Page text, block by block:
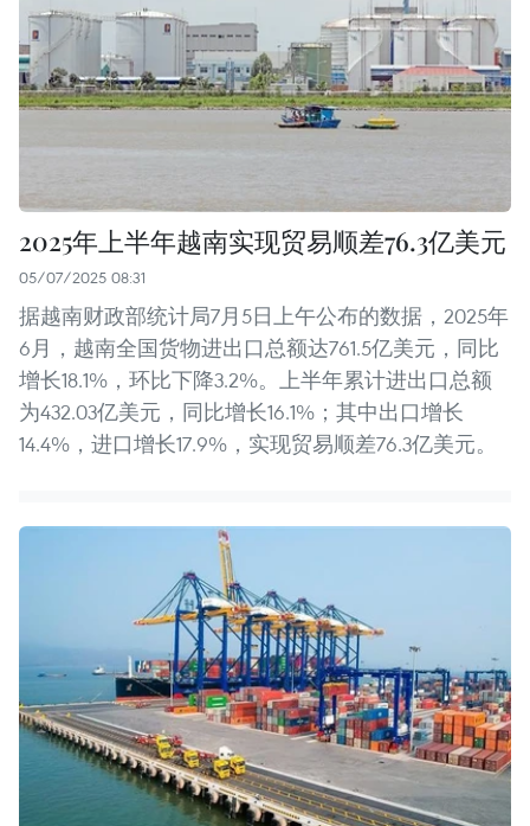
2025年上半年越南实现贸易顺差76.3亿美元
05/07/2025 08:31
据越南财政部统计局7月5日上午公布的数据，2025年
6月，越南全国货物进出口总额达761.5亿美元，同比
增长18.1%，环比下降3.2%。上半年累计进出口总额
为432.03亿美元，同比增长16.1%；其中出口增长
14.4%，进口增长17.9%，实现贸易顺差76.3亿美元。